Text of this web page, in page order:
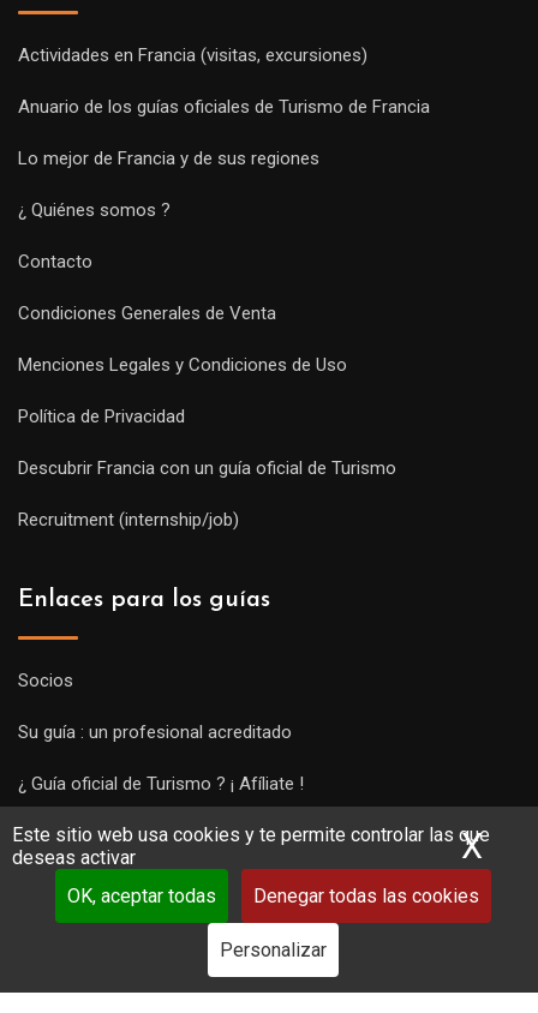
Este sitio web usa cookies y te permite controlar las que
deseas activar
OK, aceptar todas
Denegar todas las cookies
Personalizar
X
Actividades en Francia (visitas, excursiones)
Anuario de los guías oficiales de Turismo de Francia
Lo mejor de Francia y de sus regiones
¿ Quiénes somos ?
Contacto
Condiciones Generales de Venta
Menciones Legales y Condiciones de Uso
Política de Privacidad
Descubrir Francia con un guía oficial de Turismo
Recruitment (internship/job)
Enlaces para los guías
Socios
Su guía : un profesional acreditado
¿ Guía oficial de Turismo ? ¡ Afíliate !
Subir una visita y empezar a trabajar !